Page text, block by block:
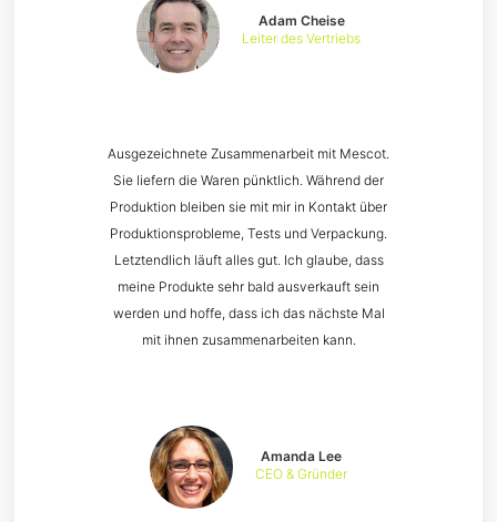
Amanda Lee
CEO & Gründer
Ausgezeichnete Zusammenarbeit mit Mescot.
Sie liefern die Waren pünktlich. Während der
Produktion bleiben sie mit mir in Kontakt über
Produktionsprobleme, Tests und Verpackung.
Letztendlich läuft alles gut. Ich glaube, dass
meine Produkte sehr bald ausverkauft sein
werden und hoffe, dass ich das nächste Mal
mit ihnen zusammenarbeiten kann.
Adam Cheise
Leiter des Vertriebs